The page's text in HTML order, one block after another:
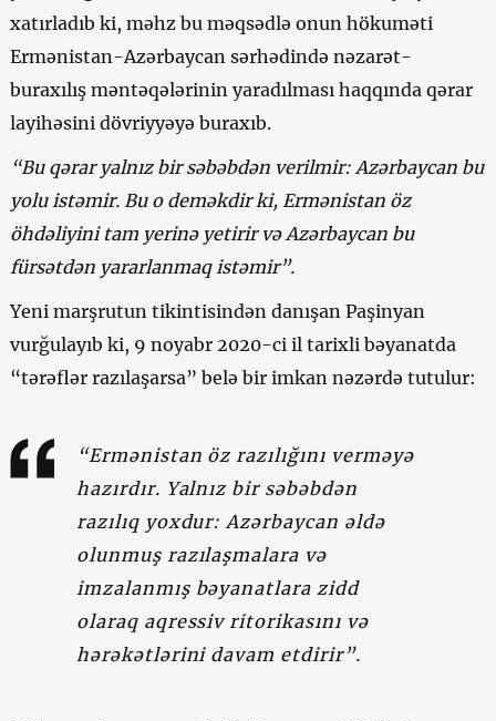
xatırladıb ki, məhz bu məqsədlə onun hökuməti
Ermənistan-Azərbaycan sərhədində nəzarət-
buraxılış məntəqələrinin yaradılması haqqında qərar
layihəsini dövriyyəyə buraxıb.
“Bu qərar yalnız bir səbəbdən verilmir: Azərbaycan bu
yolu istəmir. Bu o deməkdir ki, Ermənistan öz
öhdəliyini tam yerinə yetirir və Azərbaycan bu
fürsətdən yararlanmaq istəmir”.
Yeni marşrutun tikintisindən danışan Paşinyan
vurğulayıb ki, 9 noyabr 2020-ci il tarixli bəyanatda
“tərəflər razılaşarsa” belə bir imkan nəzərdə tutulur:
“Ermənistan öz razılığını verməyə
hazırdır. Yalnız bir səbəbdən
razılıq yoxdur: Azərbaycan əldə
olunmuş razılaşmalara və
imzalanmış bəyanatlara zidd
olaraq aqressiv ritorikasını və
hərəkətlərini davam etdirir”.